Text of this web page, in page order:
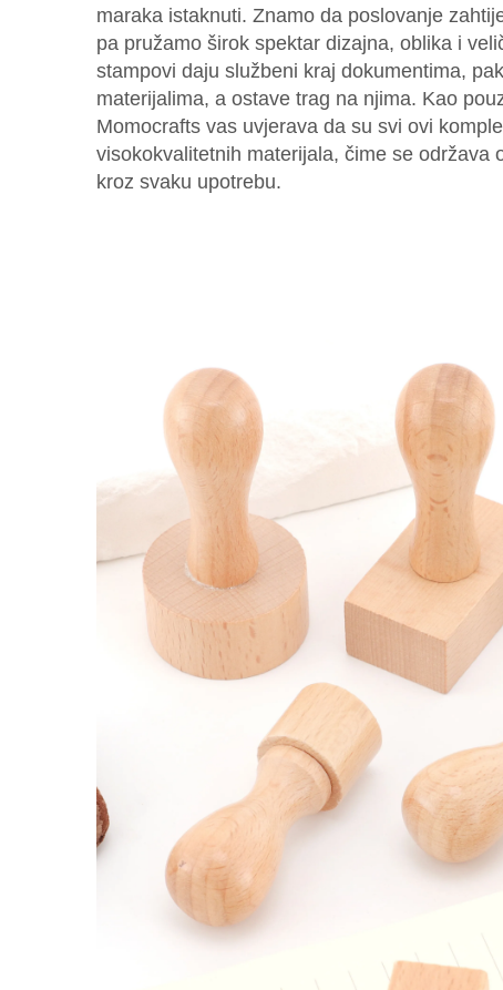
maraka istaknuti. Znamo da poslovanje
pa pružamo širok spektar dizajna, oblika i
stampovi daju službeni kraj dokumentima,
materijalima, a ostave trag na njima. Kao
Momocrafts vas uvjerava da su svi ovi
visokokvalitetnih materijala, čime se održava
kroz svaku upotrebu.